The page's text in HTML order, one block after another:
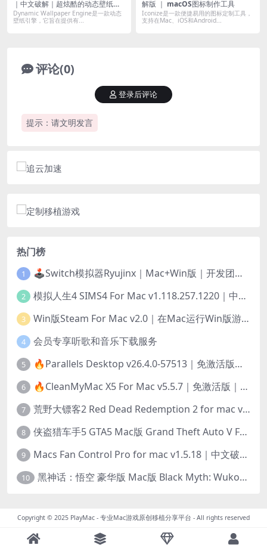
｜中文破解｜超炫酷的动态壁纸工
具
Dynamic Wallpaper Engine是一款动态
壁纸引擎，它旨在提供有...
解版 ｜ macOS图标制作工具
Iconize是一款便捷易用的图标定制工具，
支持在Mac、iOS和Android...
评论(0)
提示：请文明发言
登录后评论
热门榜
1 🕹️Switch模拟器Ryujinx｜Mac+Win版｜开发团队已解散此乃最后的绝唱版本
2 模拟人生4 SIMS4 For Mac v1.118.257.1220｜中文原生版｜无限金币｜全100DLC
3 Win版Steam For Mac v2.0｜在Mac运行Win版游戏！｜升级GPTK4.0支持！
4 会员专享听歌和音乐下载服务
5 🔥Parallels Desktop v26.4.0-57513｜免激活版｜在Mac上安装Windows/Linux等系统[赠Windows激活]
6 🔥CleanMyMac X5 For Mac v5.5.7｜免激活版｜macOS系统优化/清理神器
7 荒野大镖客2 Red Dead Redemption 2 for mac v1436.28｜中文移植版｜最好玩的开放世界游戏
8 侠盗猎车手5 GTA5 Mac版 Grand Theft Auto V For Mac｜中文破解版
9 Macs Fan Control Pro for mac v1.5.18｜中文破解版｜风扇监控与控制工具
10 黑神话：悟空 豪华版 Mac版 Black Myth: Wukong For Mac v1.0.21.23831｜国语中文移植版｜仅限终身VIP交流学习｜含Mac+Win版
Copyright © 2025 PlayMac - 专业Mac游戏原创移植分享平台 - All rights reserved